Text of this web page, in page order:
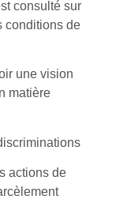
consulté sur
conditions de
une vision
matière
actions de